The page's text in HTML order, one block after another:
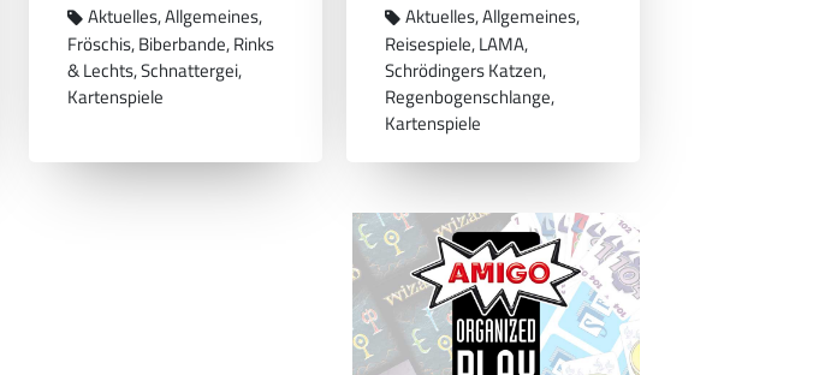
Aktuelles Allgemeines
Fröschis Biberbande Rinks
& Lechts Schnattergei
Kartenspiele
Aktuelles Allgemeines
Reisespiele LAMA
Schrödingers Katzen
Regenbogenschlange
Kartenspiele